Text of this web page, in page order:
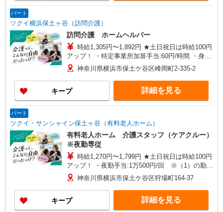
パート
ツクイ横浜保土ヶ谷（訪問介護）
訪問介護 ホームヘルパー
時給1,305円〜1,892円 ★土日祝日は時給100円
アップ！ ・特定事業所加算手当:60円/時間 ・身体
介護手当:500円/時間 ・早朝夜間深夜手当:300円/
時間 （18:00〜翌07:59の時間帯） ・ICT手
当:2,000円/月 ・深夜割増は別途支給 ・ケア→ケ
アの移動時間も賃金（時給）を支給 ※給与幅は資
格・経験等による
神奈川県横浜市保土ケ谷区峰岡町2-335-2
キープ 詳細を見る
パート
ツクイ・サンシャイン保土ヶ谷（有料老人ホーム）
有料老人ホーム 介護スタッフ（ケアクルー）
※夜勤専従
時給1,270円〜1,799円 ★土日祝日は時給100円
アップ！ ・夜勤手当:1万500円/回 ※（1）の勤務
時に支給 ※給与幅は資格・経験等による
神奈川県横浜市保土ケ谷区狩場町164-37
キープ 詳細を見る